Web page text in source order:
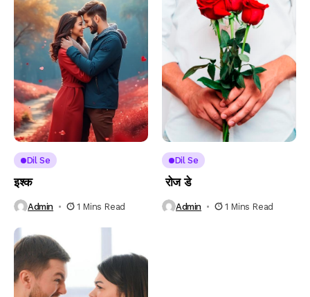
Dil Se
इश्क
Admin 1 Mins Read
Dil Se
रोज डे
Admin 1 Mins Read